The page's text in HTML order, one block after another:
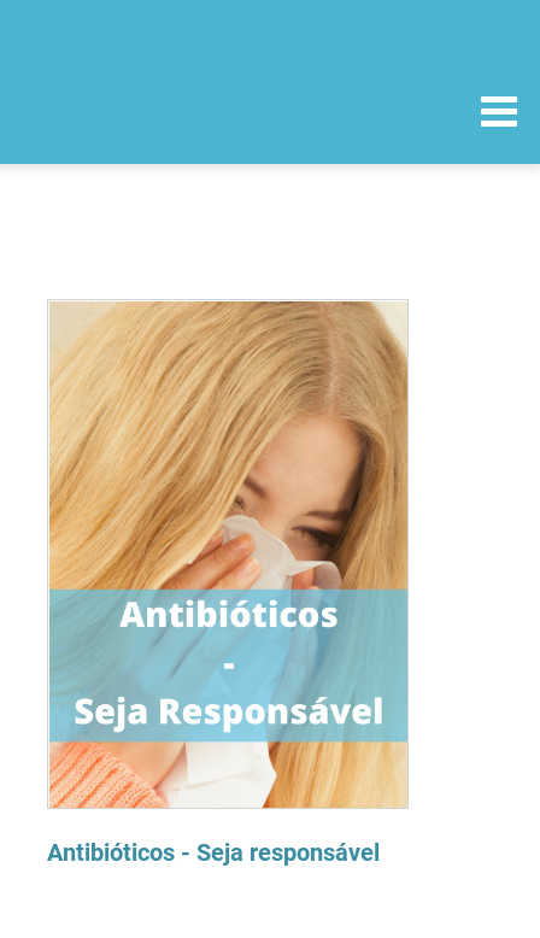
Antibióticos - Seja responsável